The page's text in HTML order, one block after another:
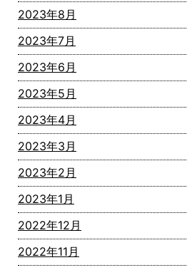
2023年8月
2023年7月
2023年6月
2023年5月
2023年4月
2023年3月
2023年2月
2023年1月
2022年12月
2022年11月